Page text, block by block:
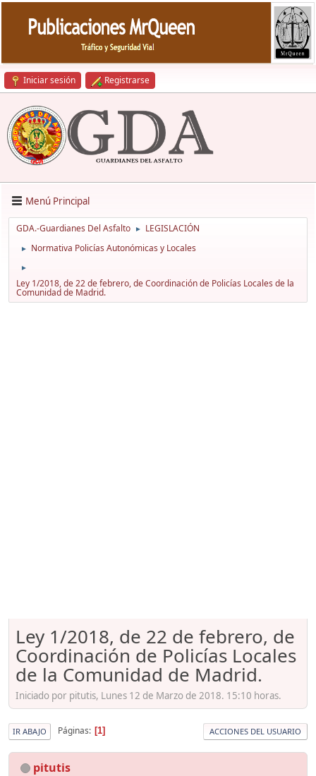
Iniciar sesión Registrarse
Menú Principal
GDA.-Guardianes Del Asfalto ► LEGISLACIÓN
► Normativa Policías Autonómicas y Locales
►
Ley 1/2018, de 22 de febrero, de Coordinación de Policías Locales de la
Comunidad de Madrid.
Ley 1/2018, de 22 de febrero, de
Coordinación de Policías Locales
de la Comunidad de Madrid.
Iniciado por pitutis, Lunes 12 de Marzo de 2018. 15:10 horas.
IR ABAJO Páginas 1 ACCIONES DEL USUARIO
pitutis